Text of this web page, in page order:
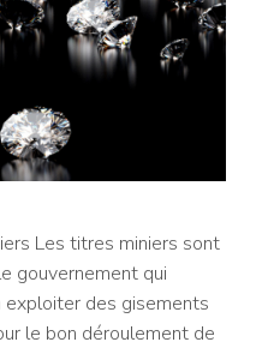
Les titres miniers sont
gouvernement qui
des gisements
le bon déroulement de